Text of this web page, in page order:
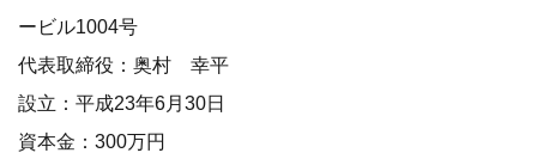
ービル1004号
代表取締役：奥村 幸平
設立：平成23年6月30日
資本金：300万円